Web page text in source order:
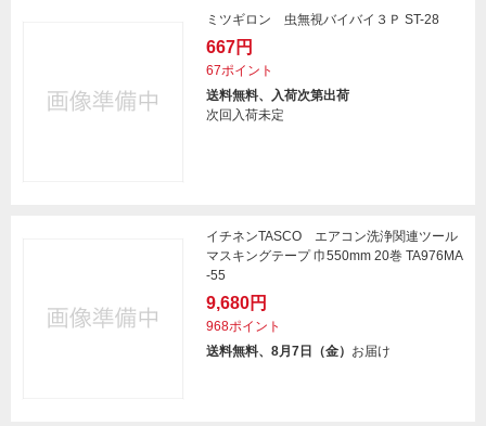
ミツギロン 虫無視バイバイ３Ｐ ST-28
667円
67ポイント
送料無料、入荷次第出荷
次回入荷未定
イチネンTASCO エアコン洗浄関連ツール
マスキングテープ 巾550mm 20巻 TA976MA
-55
9,680円
968ポイント
送料無料、8月7日（金） お届け